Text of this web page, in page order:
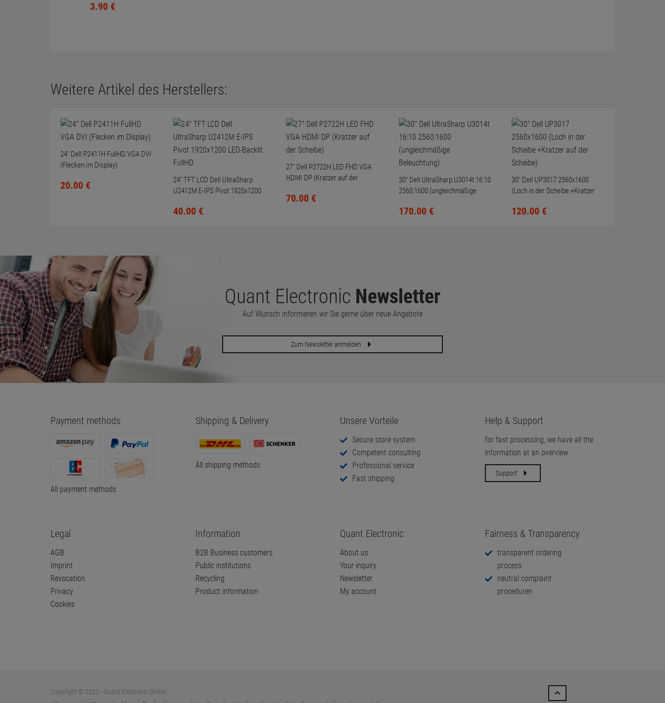
3.90 €
Weitere Artikel des Herstellers:
24" Dell P2411H FullHD VGA DVI
(Flecken im Display)
20.00 €
24" TFT LCD Dell UltraSharp
U2412M E-IPS Pivot 1920x1200
40.00 €
27" Dell P2722H LED FHD VGA
HDMI DP (Kratzer auf der
70.00 €
30" Dell UltraSharp U3014t 16:10
2560:1600 (ungleichmäßige
170.00 €
30" Dell UP3017 2560x1600
(Loch in der Scheibe +Kratzer
120.00 €
Quant Electronic Newsletter
Auf Wunsch informieren wir Sie gerne über neue Angebote
Zum Newsletter anmelden
Payment methods
All payment methods
Shipping & Delivery
All shipping methods
Unsere Vorteile
Secure store system
Competent consulting
Professional service
Fast shipping
Help & Support
for fast processing, we have all the
information at an overview
Support
Legal
AGB
Imprint
Revocation
Privacy
Cookies
Information
B2B Business customers
Public institutions
Recycling
Product information
Quant Electronic
About us
Your inquiry
Newsletter
My account
Fairness & Transparency
transparent ordering
process
neutral complaint
proceduren
Copyright © 2022 - Quant Electronic GmbH